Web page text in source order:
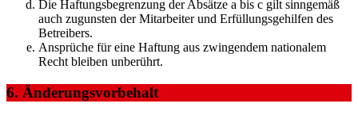
Die Haftungsbegrenzung der Absätze a bis c gilt sinngemäß
auch zugunsten der Mitarbeiter und Erfüllungsgehilfen des
Betreibers.
Ansprüche für eine Haftung aus zwingendem nationalem
Recht bleiben unberührt.
6. Änderungsvorbehalt